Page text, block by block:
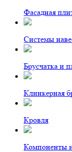
Фасадная
Системы
Брусчатка и
Клинкерная
Кровля
Компоненты